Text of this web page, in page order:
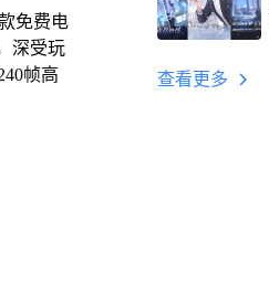
免费电
深受玩
帧高
查看更多